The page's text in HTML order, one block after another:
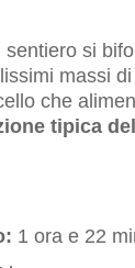
si
massi
che
tipica
1 ora e 22